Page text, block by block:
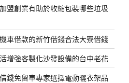
盟創業有助於收縮包裝哪些垃圾
車借款的新竹借錢合法大寮借錢
增強客製化沙發設備的台中老花
錢免留車專家選擇電動曬衣架品